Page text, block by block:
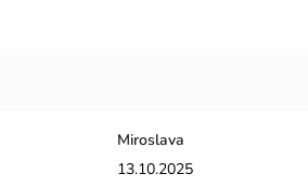
Miroslava
Hodnotenie obchodu je 5 z 5
13.10.2025